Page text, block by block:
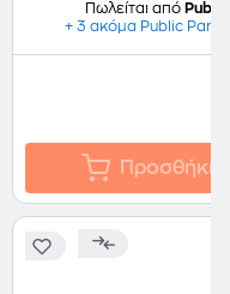
Πωλείται από Public
+ 3 ακόμα Public
Προσθήκη